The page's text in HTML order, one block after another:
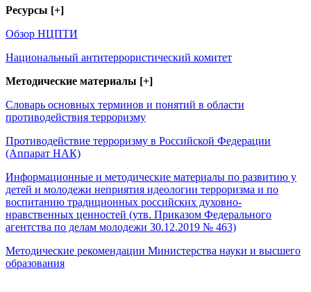
Ресурсы [+]
Обзор НЦПТИ
Национальный антитеррористический комитет
Методические материалы [+]
Словарь основных терминов и понятий в области
противодействия терроризму
Противодействие терроризму в Российской Федерации
(Аппарат НАК)
Информационные и методические материалы по развитию у
детей и молодежи неприятия идеологии терроризма и по
воспитанию традиционных российских духовно-
нравственных ценностей (утв. Приказом Федерального
агентства по делам молодежи 30.12.2019 № 463)
Методические рекомендации Министерства науки и высшего
образования